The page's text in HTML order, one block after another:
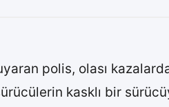
polis, olası
kasklı bir